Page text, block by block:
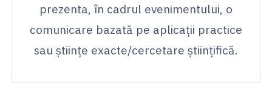
prezenta, în cadrul evenimentului, o
comunicare bazată pe aplicații practice
sau științe exacte/cercetare științifică.